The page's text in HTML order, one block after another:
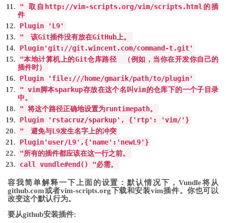
" 取自http://vim-scripts.org/vim/scripts.html的插
件
Plugin 'L9'
" 该Git插件没有放在GitHub 上。
Plugin'git://git.wincent.com/command-t.git'
"本地计算机上的Git仓库路径 （例如，当你在开发你自己的
插件时）
Plugin 'file:///home/gmarik/path/to/plugin'
" vim脚本sparkup存放在这个名叫vim的仓库下的一个子目录
中。
" 将这个路径正确地设置为runtimepath。
Plugin 'rstacruz/sparkup', {'rtp': 'vim/'}
" 避免与L9发生名字上的冲突
Plugin'user/L9' ,{'name' : 'newL9' }
"所有的插件都应该在这一行之前。
call vundle#end() "必需。
容我简单解释一下上面的设置：默认情况下，Vundle将从
github.com或者vim-scripts.org下载和安装vim插件。你也可以
改变这个默认行为。
要从github安装插件: